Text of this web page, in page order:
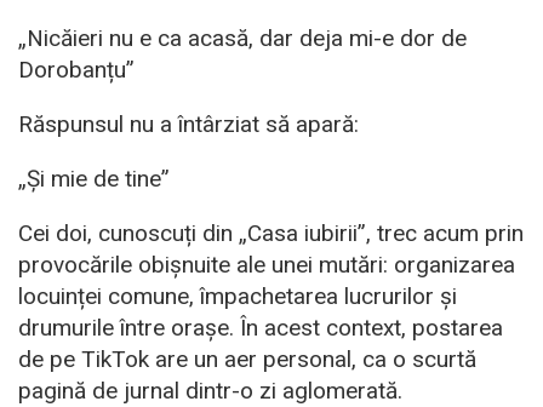
„Nicăieri nu e ca acasă, dar deja mi-e dor de
Dorobanțu”
Răspunsul nu a întârziat să apară:
„Și mie de tine”
Cei doi, cunoscuți din „Casa iubirii”, trec acum prin
provocările obișnuite ale unei mutări: organizarea
locuinței comune, împachetarea lucrurilor și
drumurile între orașe. În acest context, postarea
de pe TikTok are un aer personal, ca o scurtă
pagină de jurnal dintr-o zi aglomerată.